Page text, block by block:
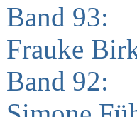
Band 93:
Frauke
Band 92: